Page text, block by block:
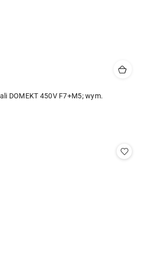
DOMEKT 450V F7+M5; wym.